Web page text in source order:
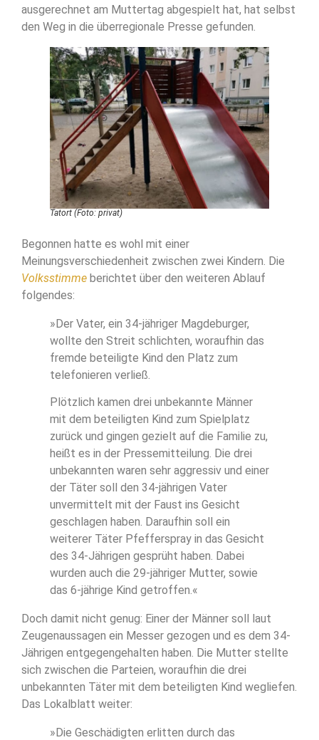
ausgerechnet am Muttertag abgespielt hat, hat selbst
den Weg in die überregionale Presse gefunden.
Tatort (Foto: privat)
Begonnen hatte es wohl mit einer
Meinungsverschiedenheit zwischen zwei Kindern. Die
Volksstimme berichtet über den weiteren Ablauf
folgendes:
»Der Vater, ein 34-jähriger Magdeburger,
wollte den Streit schlichten, woraufhin das
fremde beteiligte Kind den Platz zum
telefonieren verließ.
Plötzlich kamen drei unbekannte Männer
mit dem beteiligten Kind zum Spielplatz
zurück und gingen gezielt auf die Familie zu,
heißt es in der Pressemitteilung. Die drei
unbekannten waren sehr aggressiv und einer
der Täter soll den 34-jährigen Vater
unvermittelt mit der Faust ins Gesicht
geschlagen haben. Daraufhin soll ein
weiterer Täter Pfefferspray in das Gesicht
des 34-Jährigen gesprüht haben. Dabei
wurden auch die 29-jähriger Mutter, sowie
das 6-jährige Kind getroffen.«
Doch damit nicht genug: Einer der Männer soll laut
Zeugenaussagen ein Messer gezogen und es dem 34-
Jährigen entgegengehalten haben. Die Mutter stellte
sich zwischen die Parteien, woraufhin die drei
unbekannten Täter mit dem beteiligten Kind wegliefen.
Das Lokalblatt weiter:
»Die Geschädigten erlitten durch das